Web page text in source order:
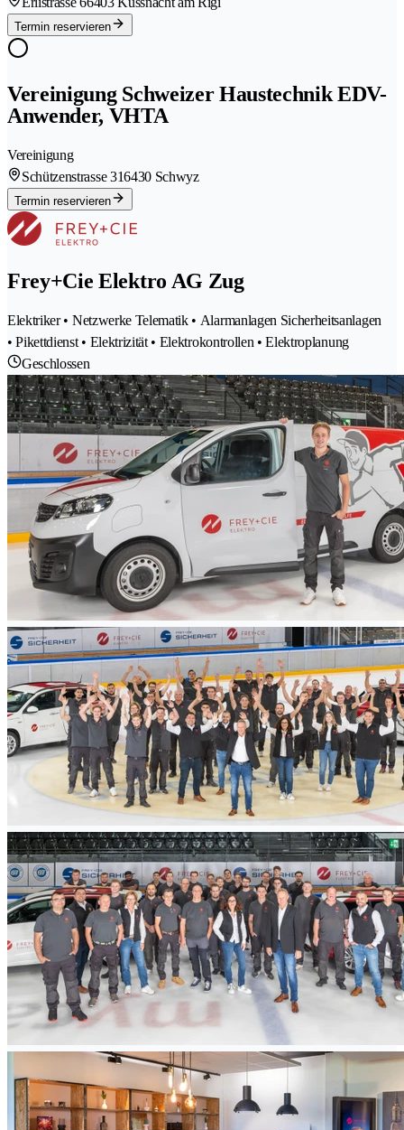
Termin reservieren
Vereinigung Schweizer Haustechnik EDV-
Anwender, VHTA
Vereinigung
Schützenstrasse 316430 Schwyz
Termin reservieren
Frey+Cie Elektro AG Zug
Elektriker • Netzwerke Telematik • Alarmanlagen Sicherheitsanlagen
• Pikettdienst • Elektrizität • Elektrokontrollen • Elektroplanung
Geschlossen